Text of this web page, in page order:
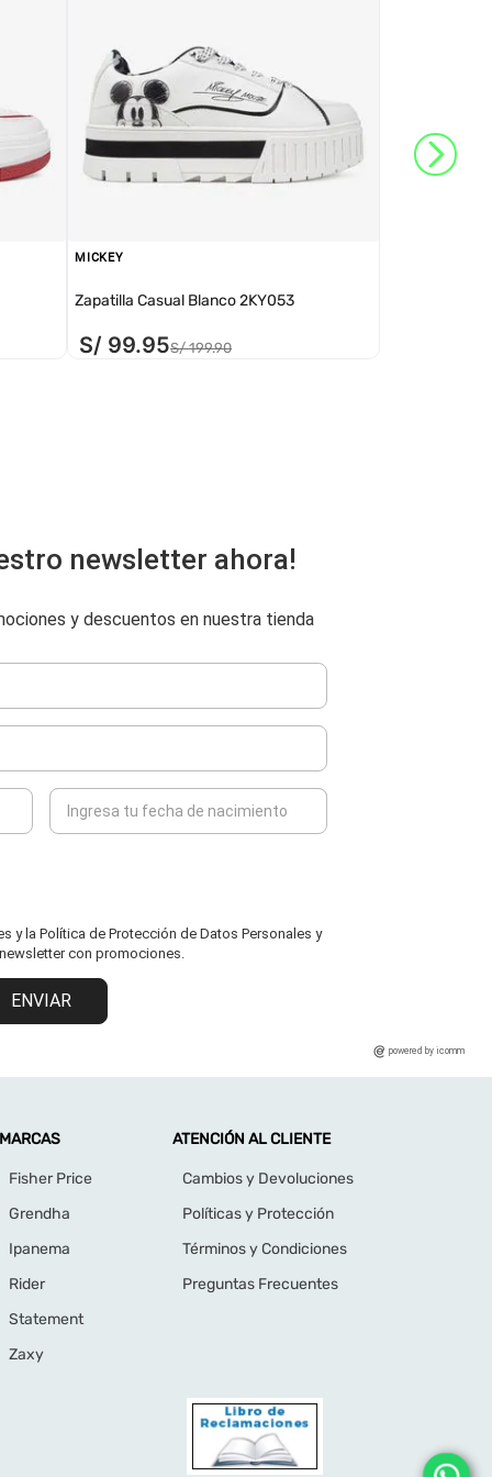
MICKEY
Zapatilla Casual Blanco 2KY053
S/ 99.95S/ 199.90
newsletter ahora!
y descuentos en nuestra tienda
y la Política de Protección de Datos Personales y
con promociones.
ENVIAR
powered by icomm
Fisher Price
Grendha
Ipanema
Rider
Statement
Zaxy
ATENCIÓN AL CLIENTE
Cambios y Devoluciones
Políticas y Protección
Términos y Condiciones
Preguntas Frecuentes